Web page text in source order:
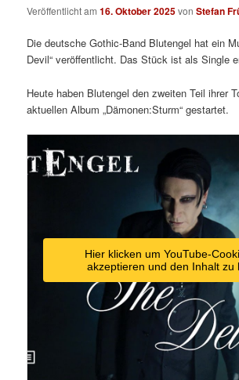
Veröffentlicht am16. Oktober 2025vonStefan
Die deutsche Gothic-Band Blutengel hat ein
Devil“ veröffentlicht. Das Stück ist als Single
Heute haben Blutengel den zweiten Teil ihrer
aktuellen Album „Dämonen:Sturm“ gestartet.
Hier klicken um YouTube-
akzeptieren und den Inhalt zu